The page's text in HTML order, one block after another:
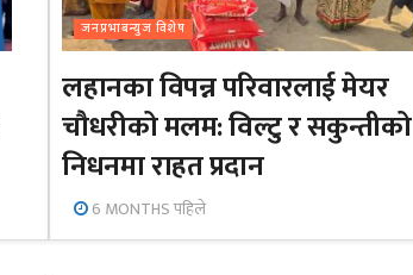
जनप्रभाबन्युज विशेष
लहानका विपन्न परिवारलाई मेयर
चौधरीको मलम: विल्टु र सकुन्तीको
निधनमा राहत प्रदान
6 MONTHS पहिले